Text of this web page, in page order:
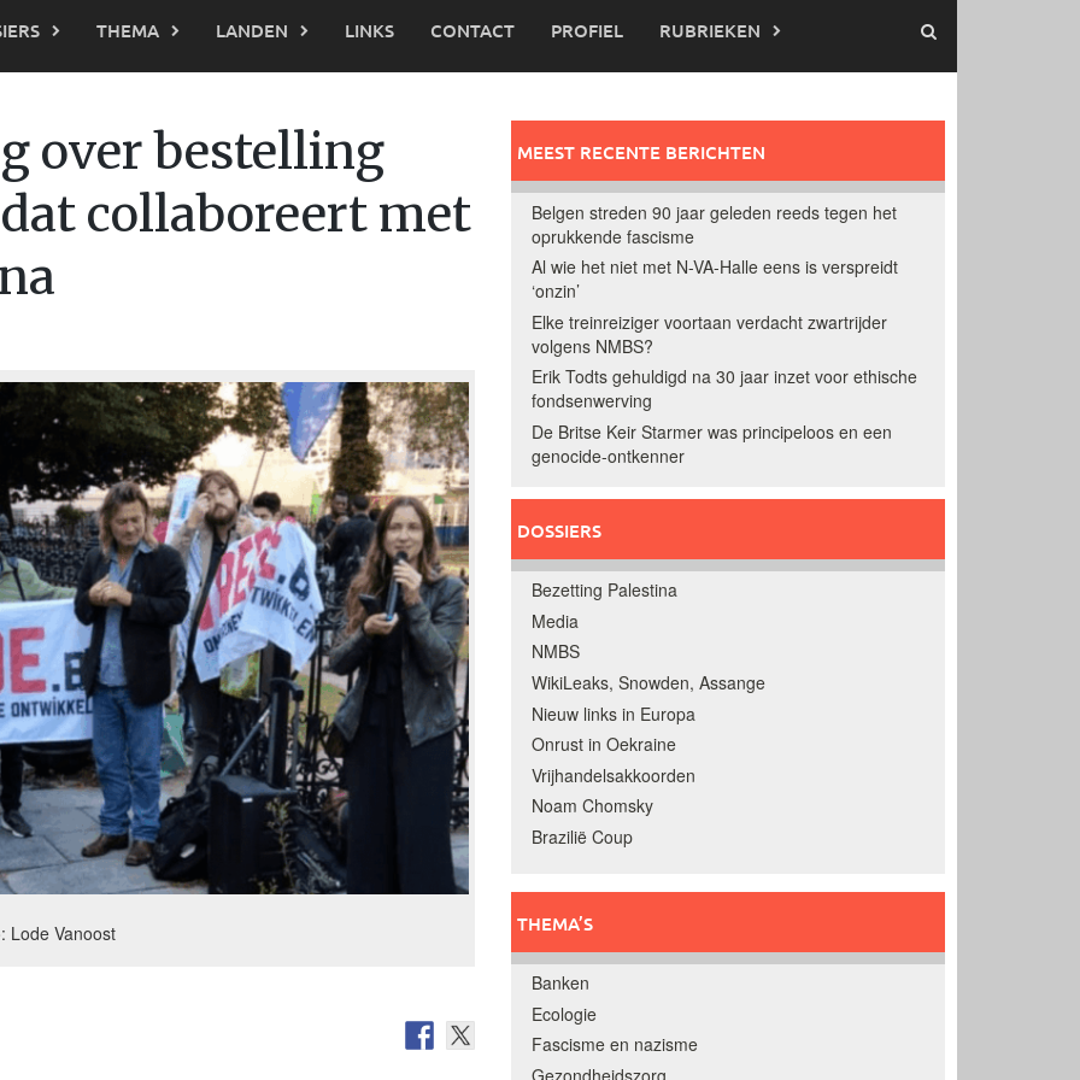
THEMA LANDEN LINKS CONTACT PROFIEL RUBRIEKEN
over bestelling
collaboreert met
Lode Vanoost
MEEST RECENTE BERICHTEN
Belgen streden 90 jaar geleden reeds tegen het
oprukkende fascisme
Al wie het niet met N-VA-Halle eens is verspreidt
‘onzin’
Elke treinreiziger voortaan verdacht zwartrijder
volgens NMBS?
Erik Todts gehuldigd na 30 jaar inzet voor ethische
fondsenwerving
De Britse Keir Starmer was principeloos en een
genocide-ontkenner
DOSSIERS
Bezetting Palestina
Media
NMBS
WikiLeaks, Snowden, Assange
Nieuw links in Europa
Onrust in Oekraine
Vrijhandelsakkoorden
Noam Chomsky
Brazilië Coup
THEMA’S
Banken
Ecologie
Fascisme en nazisme
Gezondheidszorg